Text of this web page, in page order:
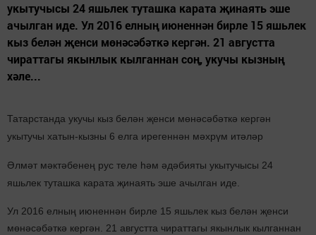
укытучысы 24 яшьлек туташка карата җинаять эше
ачылган иде. Ул 2016 елның июненнән бирле 15 яшьлек
кыз белән җенси мөнәсәбәткә кергән. 21 августта
чираттагы якынлык кылганнан соң, укучы кызның
хәле...
Татарстанда укучы кыз белән җенси мөнәсәбәткә кергән
укытучы хатын-кызны 6 елга ирегеннән мәхрүм итәләр
Әлмәт мәктәбенең рус теле һәм әдәбияты укытучысы 24
яшьлек туташка карата җинаять эше ачылган иде.
Ул 2016 елның июненнән бирле 15 яшьлек кыз белән җенси
мөнәсәбәткә кергән. 21 августта чираттагы якынлык кылганнан